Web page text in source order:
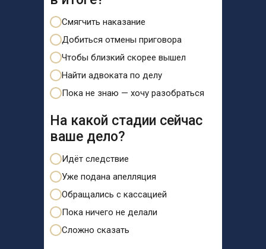
Смягчить наказание
Добиться отмены приговора
Чтобы близкий скорее вышел
Найти адвоката по делу
Пока не знаю — хочу разобраться
На какой стадии сейчас
ваше дело?
Идёт следствие
Уже подана апелляция
Обращались с кассацией
Пока ничего не делали
Сложно сказать